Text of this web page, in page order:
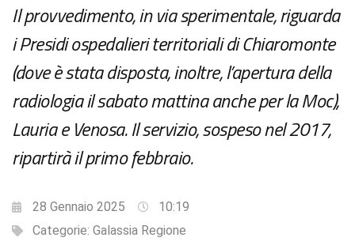
Il provvedimento, in via sperimentale, riguarda
i Presidi ospedalieri territoriali di Chiaromonte
(dove è stata disposta, inoltre, l’apertura della
radiologia il sabato mattina anche per la Moc),
Lauria e Venosa. Il servizio, sospeso nel 2017,
ripartirà il primo febbraio.
28 Gennaio 2025
10:19
Categorie: Galassia Regione